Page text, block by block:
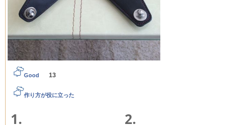
Good 13
作り方が役に立った
1. 2.